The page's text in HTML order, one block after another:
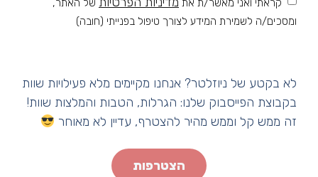
קראתי ואני מאשר/ת את
של האתר,
ומסכים/ה לשמירת המידע לצורך טיפול בפנייתי (חובה)
לא בקטע של ניוזלטר? אנחנו מקיימים מלא פעילויות שוות
בקבוצת הפייסבוק שלנו: הגרלות, הטבות והמלצות שוות!
זה ממש קל וממש מהיר להצטרף, עדיין לא מאוחר
הצטרפות